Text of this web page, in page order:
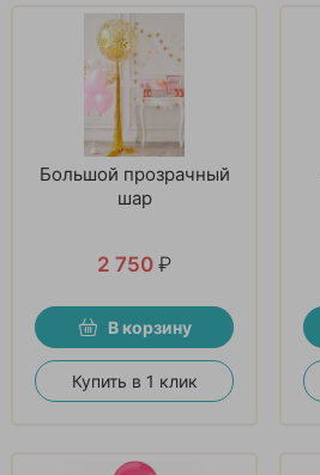
Большой прозрачный
шар
2 750 ₽
В корзину
Купить в 1 клик